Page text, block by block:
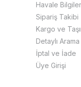
Havale
Sipariş Takibi
Kargo ve
Detaylı Arama
İptal ve İade
Üye Girişi